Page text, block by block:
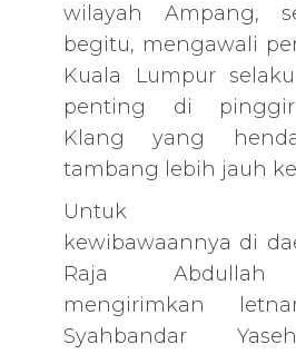
wilayah Ampang,
begitu, mengawali
Kuala Lumpur
penting di pinggir
Klang yang
tambang lebih jauh
Untuk
kewibawaannya di
Raja Abdullah
mengirimkan
Syahbandar